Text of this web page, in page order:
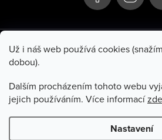
Už i náš web používá cookies
dobou).
Dalším procházením tohoto webu
jejich používáním. Více informacízde
Nastavení
+420 705
Informace pro vás